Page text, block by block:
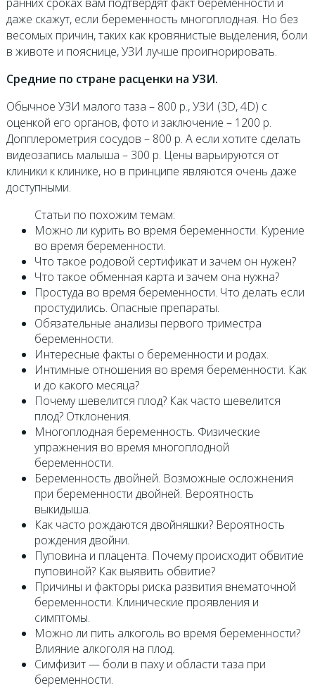
даже скажут, если беременность многоплодная. Но без
весомых причин, таких как кровянистые выделения, боли
в животе и пояснице, УЗИ лучше проигнорировать.
Средние по стране расценки на УЗИ.
Обычное УЗИ малого таза – 800 р., УЗИ (3D, 4D) с
оценкой его органов, фото и заключение – 1200 р.
Допплерометрия сосудов – 800 р. А если хотите сделать
видеозапись малыша – 300 р. Цены варьируются от
клиники к клинике, но в принципе являются очень даже
доступными.
Статьи по похожим темам:
Можно ли курить во время беременности. Курение
во время беременности.
Что такое родовой сертификат и зачем он нужен?
Что такое обменная карта и зачем она нужна?
Простуда во время беременности. Что делать если
простудились. Опасные препараты.
Обязательные анализы первого триместра
беременности.
Интересные факты о беременности и родах.
Интимные отношения во время беременности. Как
и до какого месяца?
Почему шевелится плод? Как часто шевелится
плод? Отклонения.
Многоплодная беременность. Физические
упражнения во время многоплодной
беременности.
Беременность двойней. Возможные осложнения
при беременности двойней. Вероятность
выкидыша.
Как часто рождаются двойняшки? Вероятность
рождения двойни.
Пуповина и плацента. Почему происходит обвитие
пуповиной? Как выявить обвитие?
Причины и факторы риска развития внематочной
беременности. Клинические проявления и
симптомы.
Можно ли пить алкоголь во время беременности?
Влияние алкоголя на плод.
Симфизит — боли в паху и области таза при
беременности.